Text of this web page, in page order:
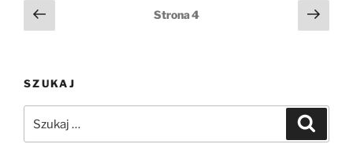
Stronicowanie
wpisów
Poprzednia
strona
Strona4
SZUKAJ